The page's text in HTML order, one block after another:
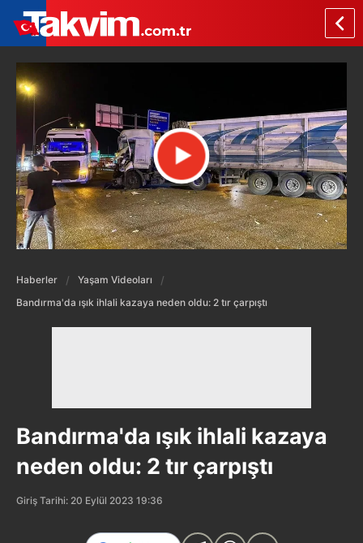
Haberler
Yaşam Videoları
Bandırma'da ışık ihlali kazaya neden oldu: 2 tır çarpıştı
Bandırma'da ışık ihlali kazaya
neden oldu: 2 tır çarpıştı
Giriş Tarihi: 20 Eylül 2023 19:36